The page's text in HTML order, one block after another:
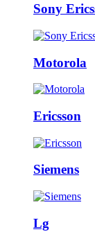
Sony
Motorola
Ericsson
Siemens
Lg